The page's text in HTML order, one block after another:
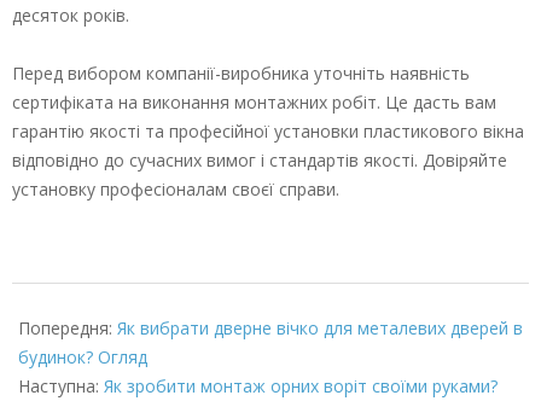
десяток років.
Перед вибором компанії-виробника уточніть наявність
сертифіката на виконання монтажних робіт. Це дасть вам
гарантію якості та професійної установки пластикового вікна
відповідно до сучасних вимог і стандартів якості. Довіряйте
установку професіоналам своєї справи.
01-
29
Попередня: Як вибрати дверне вічко для металевих дверей в
будинок? Огляд
Наступна: Як зробити монтаж орних воріт своїми руками?